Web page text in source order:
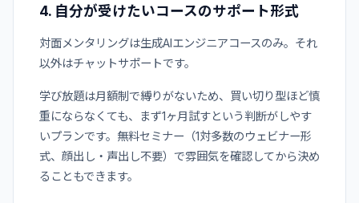
4. 自分が受けたいコースのサポート形式
対面メンタリングは生成AIエンジニアコースのみ。それ
以外はチャットサポートです。
学び放題は月額制で縛りがないため、買い切り型ほど慎
重にならなくても、まず1ヶ月試すという判断がしやす
いプランです。無料セミナー（1対多数のウェビナー形
式、顔出し・声出し不要）で雰囲気を確認してから決め
ることもできます。